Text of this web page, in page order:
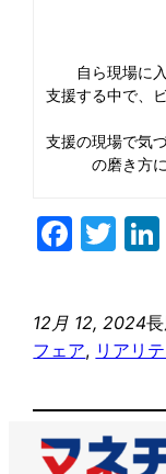
自ら現場に
支援する中で、
支援の現場で気
の磨き方
12月 12, 2024
フェア, リアリ